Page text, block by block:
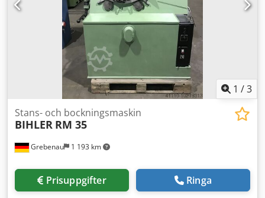
1 /3
Grebenau 1 193 km
Stans- och bockningsmaskin
BIHLER RM 35
Prisuppgifter Ringa